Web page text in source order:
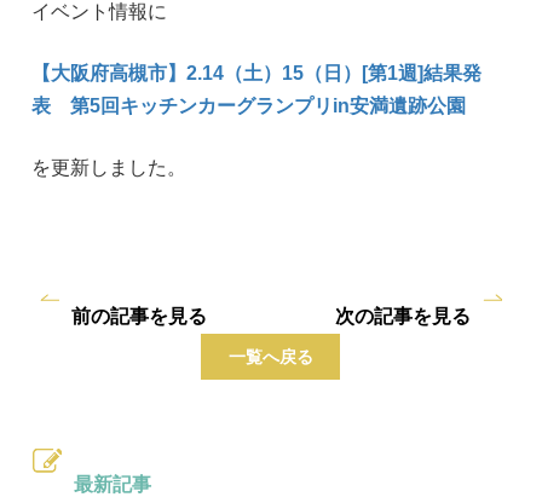
イベント情報に
【大阪府高槻市】2.14（土）15（日）[第1週]結果発
表 第5回キッチンカーグランプリin安満遺跡公園
を更新しました。
前の記事を見る
一覧へ戻る
次の記事を見る
最新記事